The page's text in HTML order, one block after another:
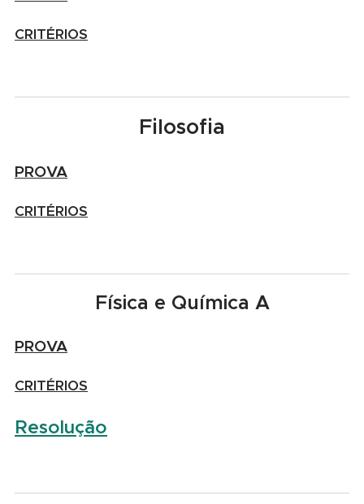
CRITÉRIOS
Filosofia
PROVA
CRITÉRIOS
Física e Química A
PROVA
CRITÉRIOS
Resolução